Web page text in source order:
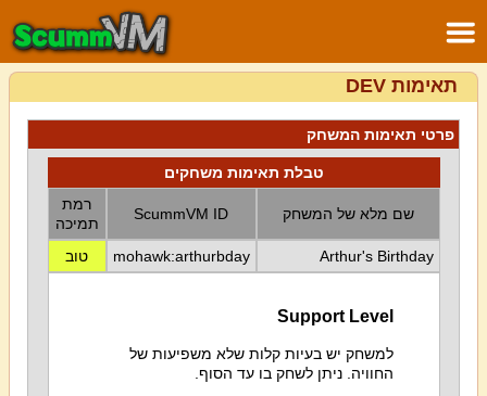
תאימות DEV
פרטי תאימות המשחק
טבלת תאימות משחקים
שם מלא של המשחק ScummVM ID
רמת
תמיכה
Arthur's Birthday
mohawk:arthurbday טוב
Support Level
למשחק יש בעיות קלות שלא משפיעות של
החוויה. ניתן לשחק בו עד הסוף.